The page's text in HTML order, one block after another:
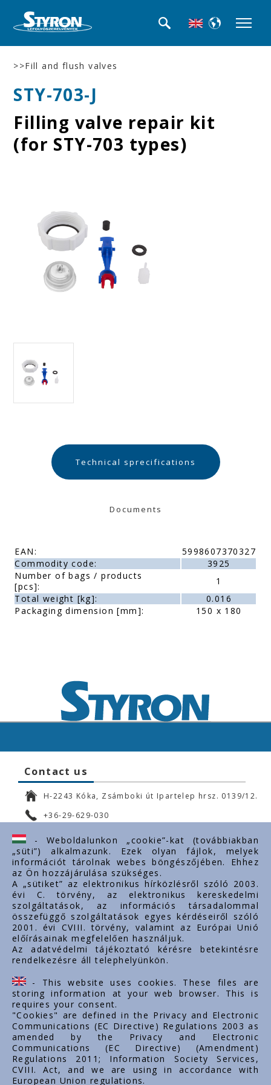
>>Fill and flush valves
STY-703-J
Filling valve repair kit
(for STY-703 types)
Technical sprecifications
Documents
EAN:
5998607370327
Commodity code:
3925
Number of bags / products
[pcs]:
1
Total weight [kg]:
0.016
Packaging dimension [mm]:
150 x 180
Contact us
H-2243 Kóka, Zsámboki út Ipartelep hrsz. 0139/12.
+36-29-629-030
ertekesites@styron.hu
export@styron.hu
www.styron.hu
Important links
About us
Documents
Contacts
Career
- Weboldalunkon „cookie”-kat (továbbiakban
„süti”) alkalmazunk. Ezek olyan fájlok, melyek
információt tárolnak webes böngészőjében. Ehhez
az Ön hozzájárulása szükséges.
A „sütiket” az elektronikus hírközlésről szóló 2003.
évi C. törvény, az elektronikus kereskedelmi
szolgáltatások, az információs társadalommal
összefüggő szolgáltatások egyes kérdéseiről szóló
2001. évi CVIII. törvény, valamint az Európai Unió
előírásainak megfelelően használjuk.
Az adatvédelmi tájékoztató kérésre betekintésre
rendelkezésre áll telephelyünkön.
- This website uses cookies. These files are
storing information at your web browser. This is
requires your consent.
"Cookies" are defined in the Privacy and Electronic
Communications (EC Directive) Regulations 2003 as
amended by the Privacy and Electronic
Communications (EC Directive) (Amendment)
Regulations 2011; Information Society Services,
CVIII. Act, and we are using in accordance with
European Union regulations.